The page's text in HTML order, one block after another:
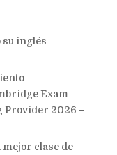
su inglés
Exam
Provider 2026 –
mejor clase de